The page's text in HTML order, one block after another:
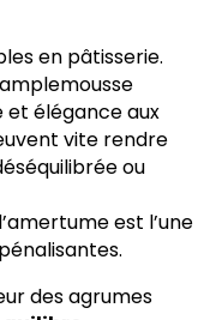
en pâtisserie.
élégance aux
vite rendre
ou
est l’une
des agrumes